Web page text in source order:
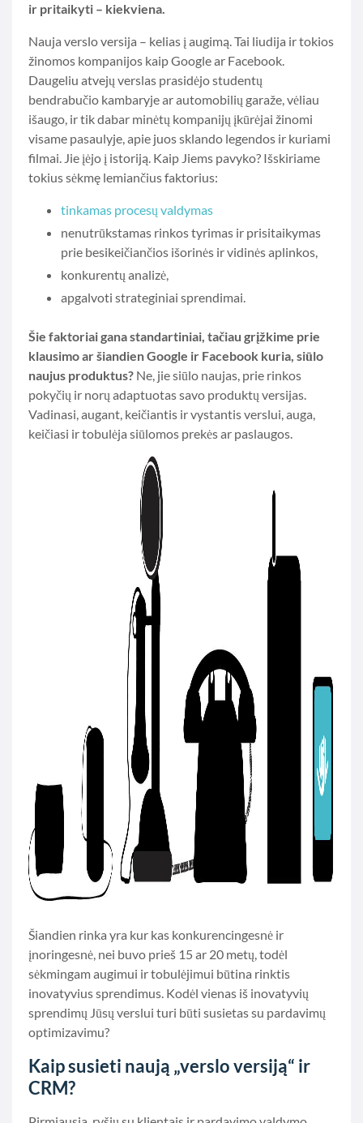
ir pritaikyti – kiekviena.
Nauja verslo versija – kelias į augimą. Tai liudija ir tokios
žinomos kompanijos kaip Google ar Facebook.
Daugeliu atvejų verslas prasidėjo studentų
bendrabučio kambaryje ar automobilių garaže, vėliau
išaugo, ir tik dabar minėtų kompanijų įkūrėjai žinomi
visame pasaulyje, apie juos sklando legendos ir kuriami
filmai. Jie įėjo į istoriją. Kaip Jiems pavyko? Išskiriame
tokius sėkmę lemiančius faktorius:
tinkamas procesų valdymas
nenutrūkstamas rinkos tyrimas ir prisitaikymas
prie besikeičiančios išorinės ir vidinės aplinkos,
konkurentų analizė,
apgalvoti strateginiai sprendimai.
Šie faktoriai gana standartiniai, tačiau grįžkime prie
klausimo ar šiandien Google ir Facebook kuria, siūlo
naujus produktus? Ne, jie siūlo naujas, prie rinkos
pokyčių ir norų adaptuotas savo produktų versijas.
Vadinasi, augant, keičiantis ir vystantis verslui, auga,
keičiasi ir tobulėja siūlomos prekės ar paslaugos.
Šiandien rinka yra kur kas konkurencingesnė ir
įnoringesnė, nei buvo prieš 15 ar 20 metų, todėl
sėkmingam augimui ir tobulėjimui būtina rinktis
inovatyvius sprendimus. Kodėl vienas iš inovatyvių
sprendimų Jūsų verslui turi būti susietas su pardavimų
optimizavimu?
Kaip susieti naują „verslo versiją“ ir
CRM?